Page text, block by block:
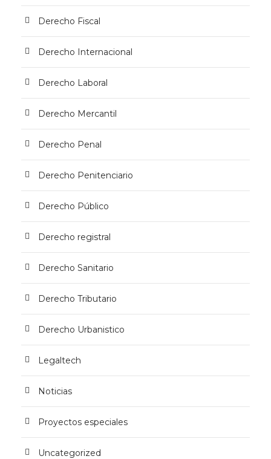
Derecho Fiscal
Derecho Internacional
Derecho Laboral
Derecho Mercantil
Derecho Penal
Derecho Penitenciario
Derecho Público
Derecho registral
Derecho Sanitario
Derecho Tributario
Derecho Urbanistico
Legaltech
Noticias
Proyectos especiales
Uncategorized